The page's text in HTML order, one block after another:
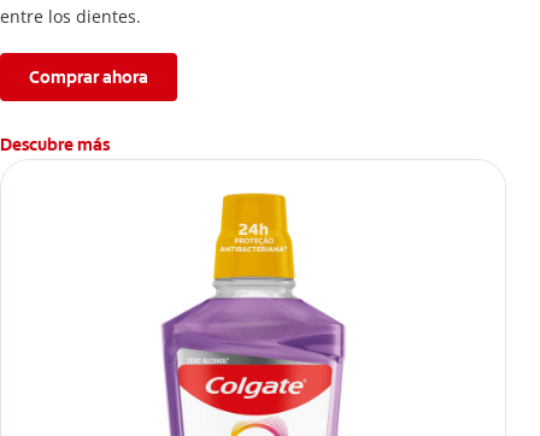
entre los dientes.
Comprar ahora
Descubre más